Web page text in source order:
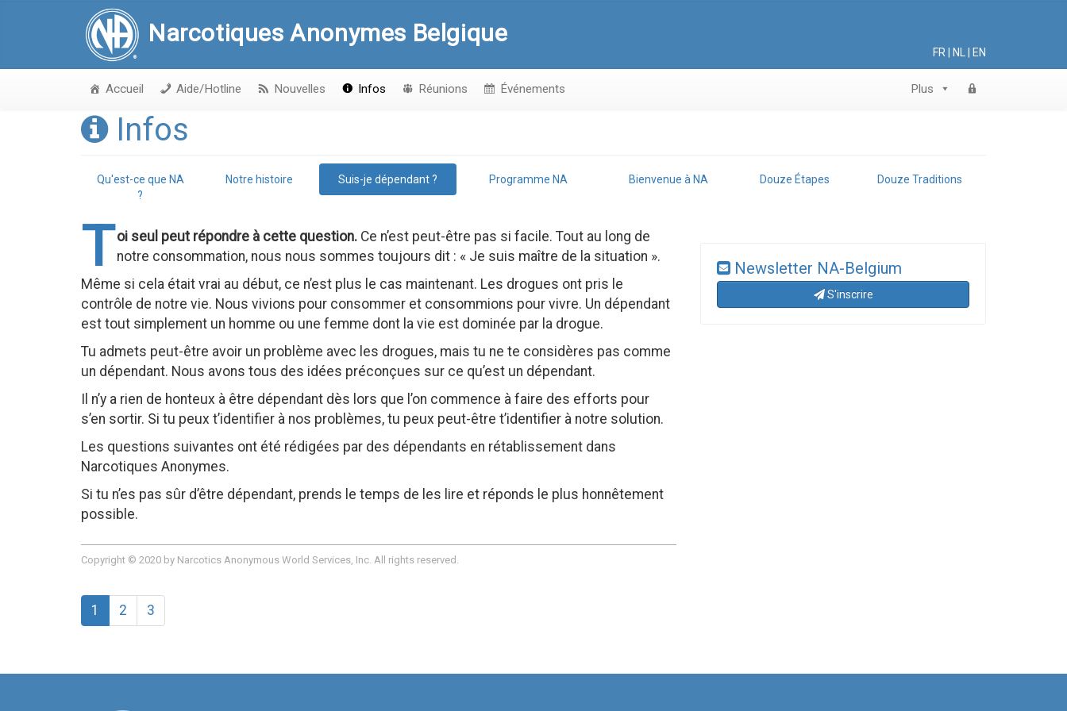
Narcotiques Anonymes Belgique
FR NL EN
Accueil Aide/Hotline Nouvelles Infos Réunions Événements Plus
Infos
Qu'est-ce que NA
?
Notre histoire Suis-je dépendant ? Programme NA Bienvenue à NA Douze Étapes Douze Traditions
T oi seul peut répondre à cette question. Ce n’est peut-être pas si facile. Tout au long de
notre consommation, nous nous sommes toujours dit : « Je suis maître de la situation ».
Même si cela était vrai au début, ce n’est plus le cas maintenant. Les drogues ont pris le
contrôle de notre vie. Nous vivions pour consommer et consommions pour vivre. Un dépendant
est tout simplement un homme ou une femme dont la vie est dominée par la drogue.
Tu admets peut-être avoir un problème avec les drogues, mais tu ne te considères pas comme
un dépendant. Nous avons tous des idées préconçues sur ce qu’est un dépendant.
Il n’y a rien de honteux à être dépendant dès lors que l’on commence à faire des efforts pour
s’en sortir. Si tu peux t’identifier à nos problèmes, tu peux peut-être t’identifier à notre solution.
Les questions suivantes ont été rédigées par des dépendants en rétablissement dans
Narcotiques Anonymes.
Si tu n’es pas sûr d’être dépendant, prends le temps de les lire et réponds le plus honnêtement
possible.
Copyright © 2020 by Narcotics Anonymous World Services, Inc. All rights reserved.
1
2 3
Newsletter NA-Belgium
S'inscrire